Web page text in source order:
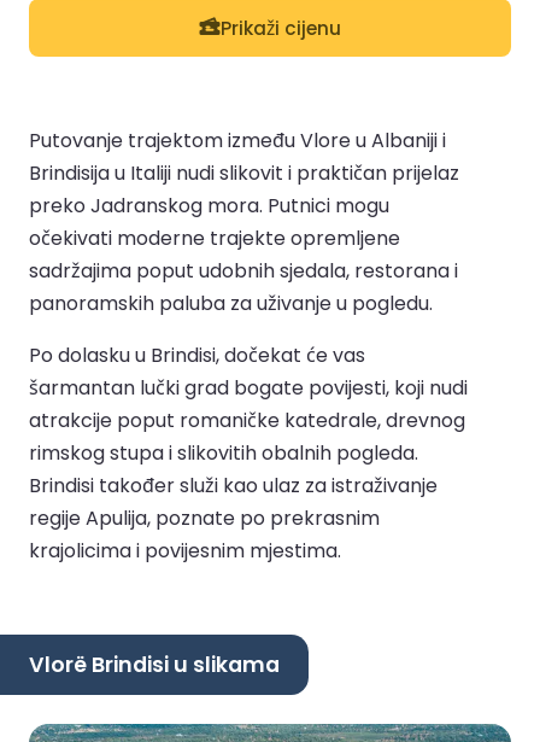
Prikaži cijenu
Putovanje trajektom između Vlore u Albaniji i
Brindisija u Italiji nudi slikovit i praktičan prijelaz
preko Jadranskog mora. Putnici mogu
očekivati moderne trajekte opremljene
sadržajima poput udobnih sjedala, restorana i
panoramskih paluba za uživanje u pogledu.
Po dolasku u Brindisi, dočekat će vas
šarmantan lučki grad bogate povijesti, koji nudi
atrakcije poput romaničke katedrale, drevnog
rimskog stupa i slikovitih obalnih pogleda.
Brindisi također služi kao ulaz za istraživanje
regije Apulija, poznate po prekrasnim
krajolicima i povijesnim mjestima.
Vlorë Brindisi u slikama